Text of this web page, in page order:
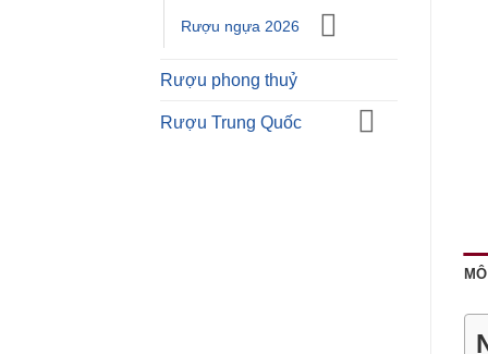
Rượu ngựa 2026
Rượu phong thuỷ
Rượu Trung Quốc